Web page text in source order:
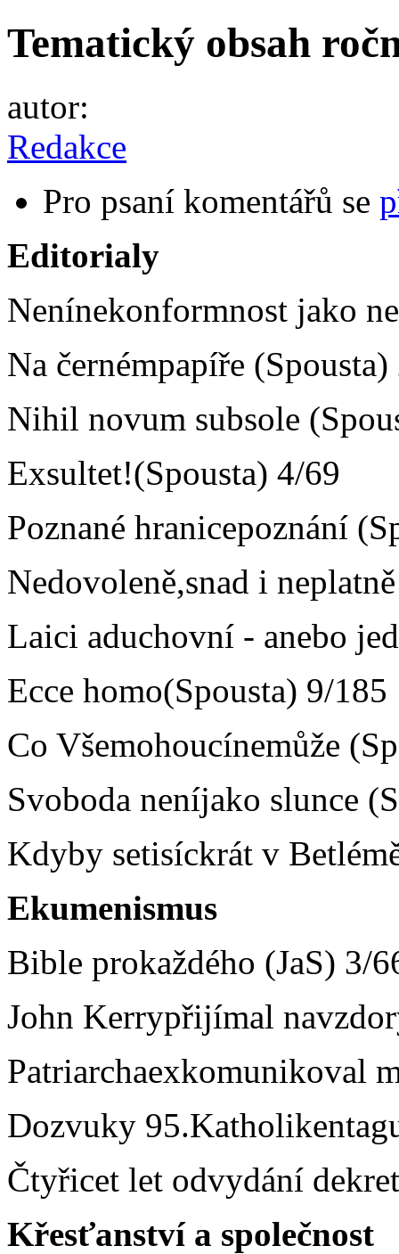
Tematický obsah
autor:
Redakce
Pro psaní komentářů se
Editorialy
Nenínekonformnost jako
Na černémpapíře
Nihil novum subsole
Exsultet!(Spousta) 4/69
Poznané hranicepoznání
Nedovoleně,snad i
Laici aduchovní - anebo
Ecce homo(Spousta) 9/185
Co Všemohoucínemůže
Svoboda neníjako slunce
Kdyby setisíckrát v
Ekumenismus
Bible prokaždého (JaS) 3/
John Kerrypřijímal
Patriarchaexkomunikoval
Dozvuky
Čtyřicet let odvydání
Křesťanství a společnost